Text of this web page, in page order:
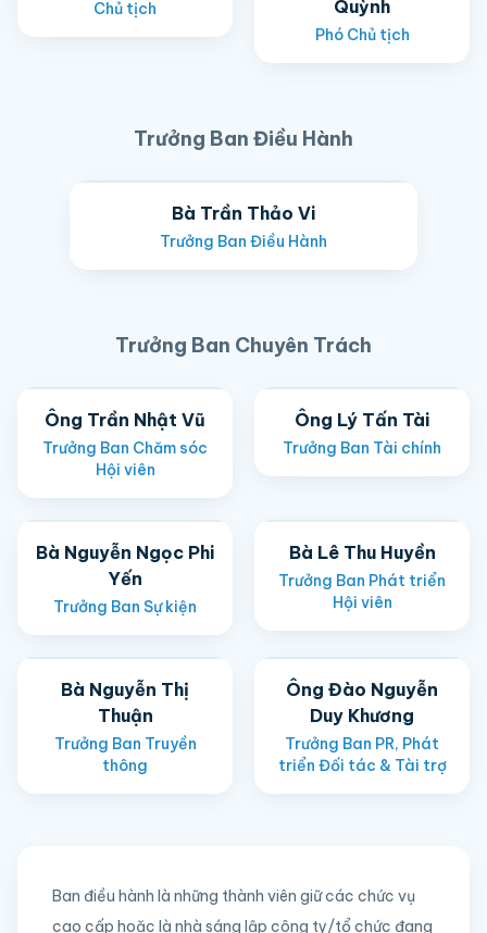
Chủ tịch
Quỳnh
Phó Chủ tịch
Trưởng Ban Điều Hành
Bà Trần Thảo Vi
Trưởng Ban Điều Hành
Trưởng Ban Chuyên Trách
Ông Trần Nhật Vũ
Trưởng Ban Chăm sóc
Hội viên
Ông Lý Tấn Tài
Trưởng Ban Tài chính
Bà Nguyễn Ngọc Phi
Yến
Trưởng Ban Sự kiện
Bà Lê Thu Huyền
Trưởng Ban Phát triển
Hội viên
Bà Nguyễn Thị
Thuận
Trưởng Ban Truyền
thông
Ông Đào Nguyễn
Duy Khương
Trưởng Ban PR, Phát
triển Đối tác & Tài trợ
Ban điều hành là những thành viên giữ các chức vụ
cao cấp hoặc là nhà sáng lập công ty/tổ chức đang